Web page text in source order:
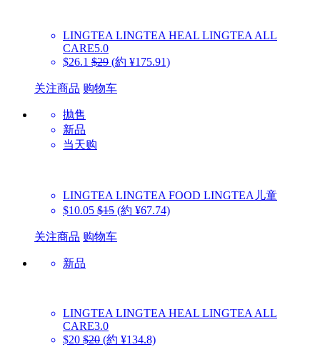
LINGTEA LINGTEA HEAL LINGTEA ALL
CARE5.0
$26.1 $29 (約 ¥175.91)
关注商品 购物车
抛售
新品
当天购
LINGTEA LINGTEA FOOD LINGTEA儿童
$10.05 $15 (約 ¥67.74)
关注商品 购物车
新品
LINGTEA LINGTEA HEAL LINGTEA ALL
CARE3.0
$20 $20 (約 ¥134.8)